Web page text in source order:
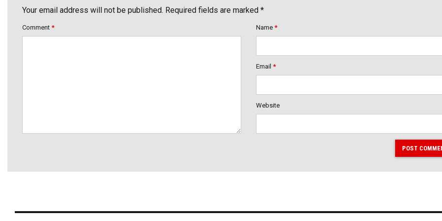
Your email address will not be published. Required fields are marked *
Comment * Name *
Email *
Website
POST